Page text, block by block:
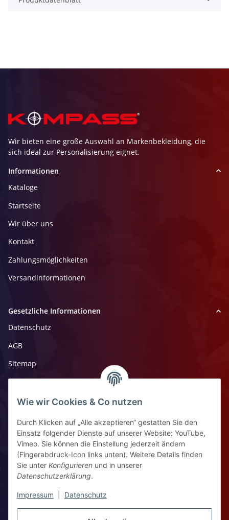
Wie wir Cookies & Co nutzen
Durch Klicken auf „Alle akzeptieren“ gestatten Sie den
Einsatz folgender Dienste auf unserer Website: YouTube,
Vimeo. Sie können die Einstellung jederzeit ändern
(Fingerabdruck-Icon links unten). Weitere Details finden
Sie unter Konfigurieren und in unserer
Datenschutzerklärung.
Impressum Datenschutz
Wir bieten eine große Auswahl an Markenbekleidung, die
sich ideal zur Personalisierung eignet.
Informationen
Kataloge
Startseite
Wir über uns
Kontakt
Zahlungsmöglichkeiten
Versandinformationen
Gesetzliche Informationen
Datenschutz
AGB
Sitemap
Impressum
Widerrufsrecht
Kontaktinformationen
Ziegelhüttenstr 30, 64832 Babenhausen
+49 6073 7250531
Vertrag widerrufen